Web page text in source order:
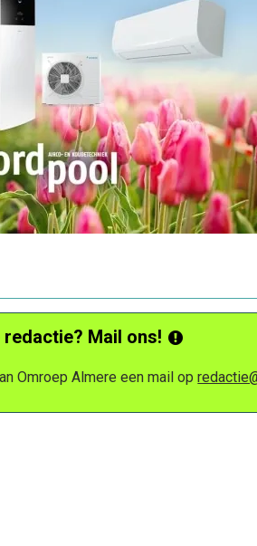
Mail ons!
Omroep Almere een mail op